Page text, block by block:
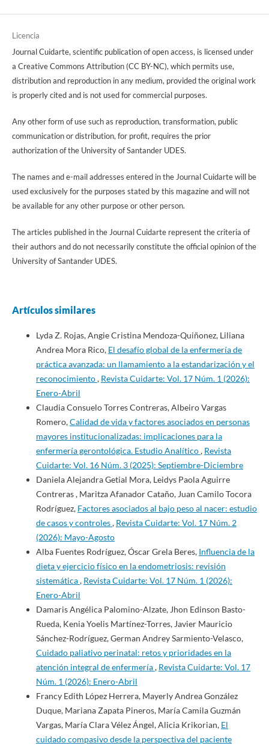
Licencia
Journal Cuidarte, scientific publication of open access, is licensed under
a Creative Commons Attribution (CC BY-NC), which permits use,
distribution and reproduction in any medium, provided the original work
is properly cited and is not used for commercial purposes.
Any other form of use such as reproduction, transformation, public
communication or distribution, for profit, requires the prior
authorization of the University of Santander UDES.
The names and e-mail addresses entered in the Journal Cuidarte will be
used exclusively for the purposes stated by this magazine and will not
be available for any other purpose or other person.
The articles published in the Journal Cuidarte represent the criteria of
their authors and do not necessarily constitute the official opinion of the
University of Santander UDES.
Artículos similares
Lyda Z. Rojas, Angie Cristina Mendoza-Quiñonez, Liliana
Andrea Mora Rico, El desafío global de la enfermería de
práctica avanzada: un llamamiento a la estandarización y el
reconocimiento, Revista Cuidarte: Vol. 17 Núm. 1 (2026):
Enero-Abril
Claudia Consuelo Torres Contreras, Albeiro Vargas
Romero,Calidad de vida y factores asociados en personas
mayores institucionalizadas: implicaciones para la
enfermería gerontológica. Estudio Analítico, Revista
Cuidarte: Vol. 16 Núm. 3 (2025): Septiembre-Diciembre
Daniela Alejandra Getial Mora, Leidys Paola Aguirre
Contreras , Maritza Afanador Cataño, Juan Camilo Tocora
Rodríguez, Factores asociados al bajo peso al nacer: estudio
de casos y controles, Revista Cuidarte: Vol. 17 Núm. 2
(2026): Mayo-Agosto
Alba Fuentes Rodríguez, Óscar Grela Beres, Influencia de la
dieta y ejercicio físico en la endometriosis: revisión
sistemática, Revista Cuidarte: Vol. 17 Núm. 1 (2026):
Enero-Abril
Damaris Angélica Palomino-Alzate, Jhon Edinson Basto-
Rueda, Kenia Yoelis Martínez-Torres, Javier Mauricio
Sánchez-Rodríguez, German Andrey Sarmiento-Velasco,
Cuidado paliativo perinatal: retos y prioridades en la
atención integral de enfermería, Revista Cuidarte: Vol. 17
Núm. 1 (2026): Enero-Abril
Francy Edith López Herrera, Mayerly Andrea González
Duque, Mariana Zapata Pineros, María Camila Guzmán
Vargas, María Clara Vélez Ángel, Alicia Krikorian, El
cuidado compasivo desde la perspectiva del paciente